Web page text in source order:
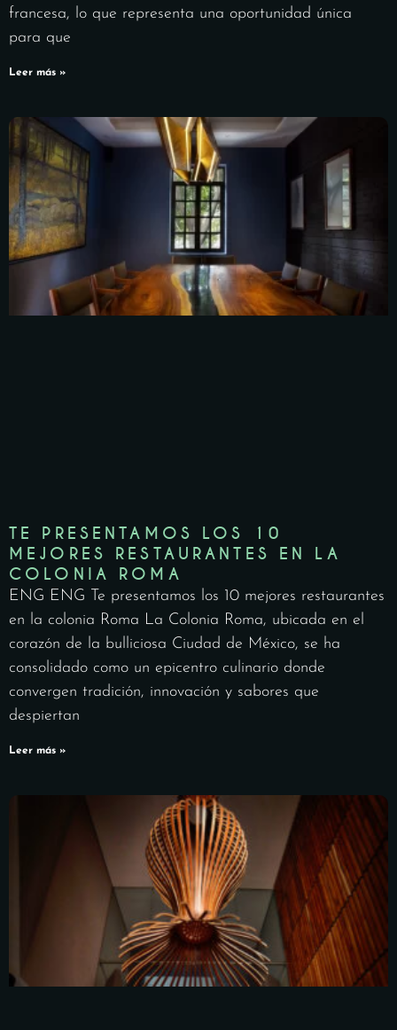
francesa, lo que representa una oportunidad única
para que
Leer más »
TE PRESENTAMOS LOS 10
MEJORES RESTAURANTES EN LA
COLONIA ROMA
ENG ENG Te presentamos los 10 mejores restaurantes
en la colonia Roma La Colonia Roma, ubicada en el
corazón de la bulliciosa Ciudad de México, se ha
consolidado como un epicentro culinario donde
convergen tradición, innovación y sabores que
despiertan
Leer más »